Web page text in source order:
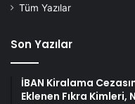
Tüm Yazılar
Son Yazılar
İBAN Kiralama
Eklenen Fıkra Kimleri,